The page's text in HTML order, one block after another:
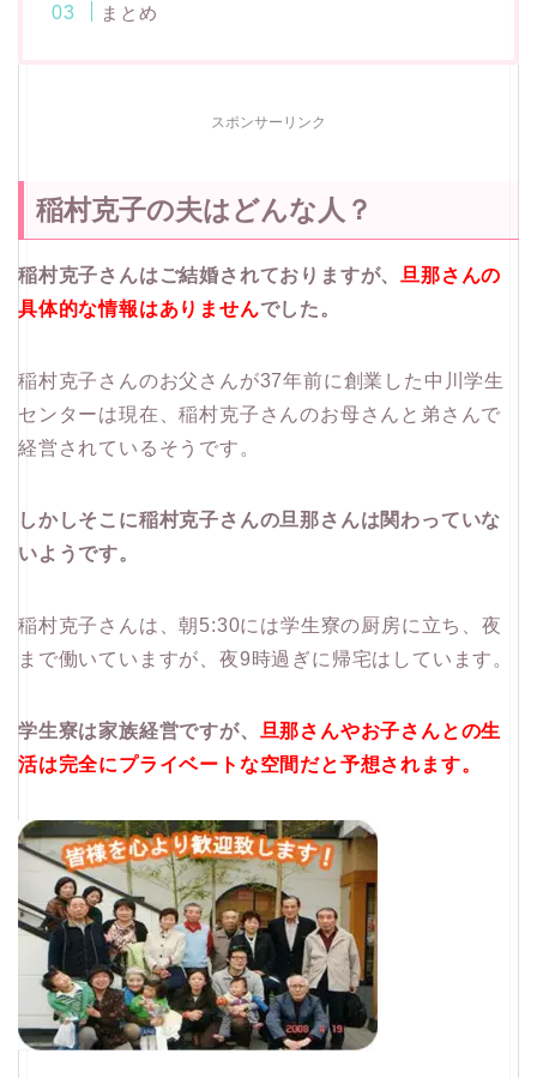
まとめ
スポンサーリンク
稲村克子の夫はどんな人？
稲村克子さんはご結婚されておりますが、旦那さんの
具体的な情報はありませんでした。
稲村克子さんのお父さんが37年前に創業した中川学生
センターは現在、稲村克子さんのお母さんと弟さんで
経営されているそうです。
しかしそこに稲村克子さんの旦那さんは関わっていな
いようです。
稲村克子さんは、朝5:30には学生寮の厨房に立ち、夜
まで働いていますが、夜9時過ぎに帰宅はしています。
学生寮は家族経営ですが、 旦那さんやお子さんとの生
活は完全にプライベートな空間だと予想されます。